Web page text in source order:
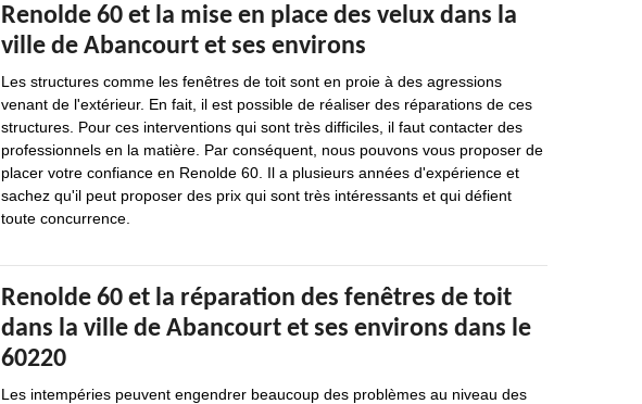
Renolde 60 et la mise en place des velux dans la
ville de Abancourt et ses environs
Les structures comme les fenêtres de toit sont en proie à des agressions
venant de l'extérieur. En fait, il est possible de réaliser des réparations de ces
structures. Pour ces interventions qui sont très difficiles, il faut contacter des
professionnels en la matière. Par conséquent, nous pouvons vous proposer de
placer votre confiance en Renolde 60. Il a plusieurs années d'expérience et
sachez qu'il peut proposer des prix qui sont très intéressants et qui défient
toute concurrence.
Renolde 60 et la réparation des fenêtres de toit
dans la ville de Abancourt et ses environs dans le
60220
Les intempéries peuvent engendrer beaucoup des problèmes au niveau des